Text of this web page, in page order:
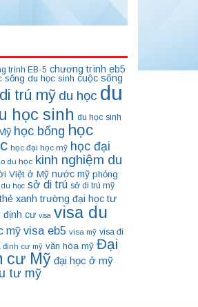
trình EB-5 chương trình eb5
sống du học sinh cuộc sống
di trú mỹ du học du
học sinh du học sinh
học bổng học
học đại học mỹ học đại
du học kinh nghiệm du
Việt ở Mỹ nước mỹ phỏng
học sở di trú sở di trú mỹ
thẻ xanh trường đại học tư
định cư visa visa du
mỹ visa eb5 visa mỹ visa đi
định cư mỹ văn hóa mỹ Đại
cư Mỹ đại học ở mỹ
tư mỹ